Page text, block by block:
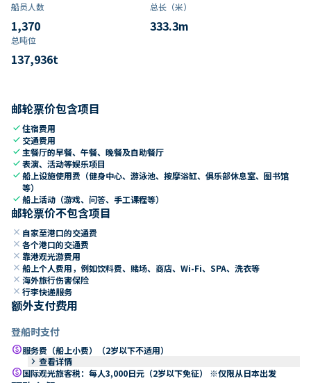
船员人数
1,370
总长（米）
333.3m
总吨位
137,936t
邮轮票价包含项目
check住宿费用
check 交通费用
check 主餐厅的早餐、午餐、晚餐及自助餐厅
check表演、活动等娱乐项目
check船上设施使用费（健身中心、游泳池、按摩浴缸、俱乐部休息室、图书馆
等）
check船上活动（游戏、问答、手工课程等）
邮轮票价不包含项目
close 自家至港口的交通费
close 各个港口的交通费
close 靠港观光游费用
close 船上个人费用，例如饮料费、赌场、商店、Wi-Fi、SPA、洗衣等
close 海外旅行伤害保险
close 行李快递服务
额外支付费用
登船时支付
paid服务费（船上小费）（2岁以下不适用）
keyboard_arrow_right 查看详情
paid国际观光旅客税：每人3,000日元（2岁以下免征） ※仅限从日本出发